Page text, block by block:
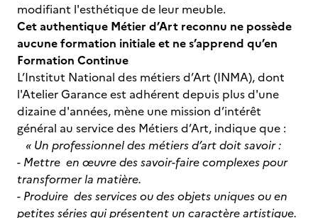
modifiant l'esthétique de leur meuble.
Cet authentique Métier d’Art reconnu ne possède
aucune formation initiale et ne s’apprend qu’en
Formation Continue
L’Institut National des métiers d’Art (INMA), dont
l'Atelier Garance est adhérent depuis plus d'une
dizaine d'années, mène une mission d’intérêt
général au service des Métiers d’Art, indique que :
« Un professionnel des métiers d’art doit savoir :
- Mettre en œuvre des savoir-faire complexes pour
transformer la matière.
- Produire des services ou des objets uniques ou en
petites séries qui présentent un caractère artistique.